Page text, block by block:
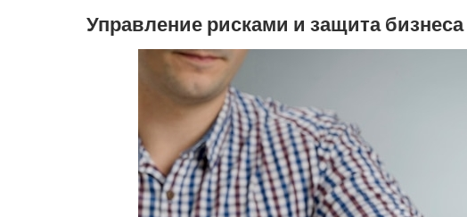
Управление рисками и защита